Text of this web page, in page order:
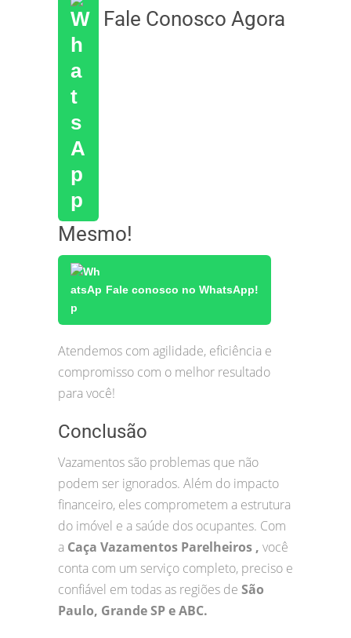
Fale Conosco Agora
Mesmo!
Fale conosco no WhatsApp!
Atendemos com agilidade, eficiência e
compromisso com o melhor resultado
para você!
Conclusão
Vazamentos são problemas que não
podem ser ignorados. Além do impacto
financeiro, eles comprometem a estrutura
do imóvel e a saúde dos ocupantes. Com
a Caça Vazamentos Parelheiros , você
conta com um serviço completo, preciso e
confiável em todas as regiões de São
Paulo, Grande SP e ABC.